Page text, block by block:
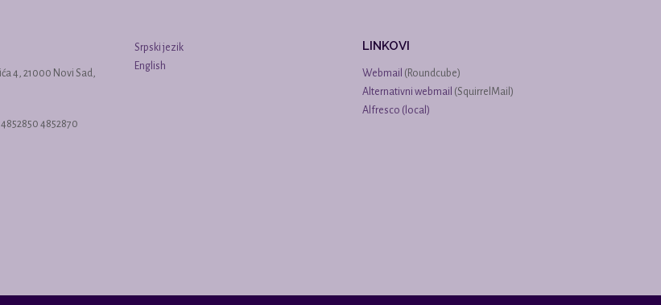
4, 21000 Novi Sad,
4852850 4852870
Srpski jezik
English
LINKOVI
Webmail (Roundcube)
Alternativni webmail (SquirrelMail)
Alfresco (local)